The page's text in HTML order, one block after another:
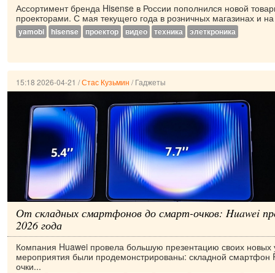
Ассортимент бренда Hisense в России пополнился новой
проекторами. С мая текущего года в розничных магазинах и
yamobi hisense проектор видео техника элеткроника
15:18 2026-04-21 /Стас Кузьмин /Гаджеты
От складных смартфонов до смарт-очков: Huawei
2026 года
Компания Huawei провела большую презентацию своих новых
мероприятия были продемонстрированы: складной смартфон
очки...